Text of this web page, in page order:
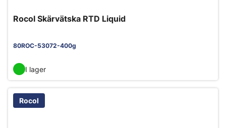
Rocol Skärvätska RTD Liquid
80ROC-53072-400g
I lager
Rocol